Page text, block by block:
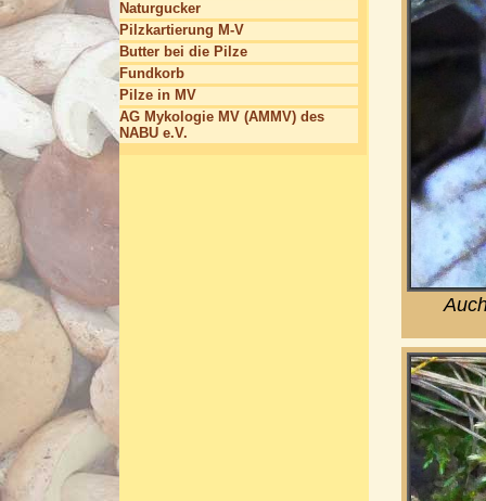
Naturgucker
Pilzkartierung M-V
Butter bei die Pilze
Fundkorb
Pilze in MV
AG Mykologie MV (AMMV) des
NABU e.V.